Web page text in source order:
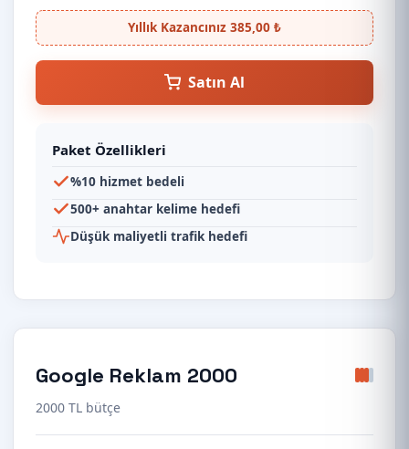
Yıllık Kazancınız 385,00 ₺
Satın Al
Paket Özellikleri
%10 hizmet bedeli
500+ anahtar kelime hedefi
Düşük maliyetli trafik hedefi
Google Reklam 2000
2000 TL bütçe